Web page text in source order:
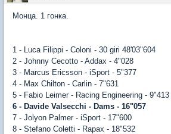
Монца. 1 гонка.
1 - Luca Filippi - Coloni - 30 giri 48'03"604
2 - Johnny Cecotto - Addax - 4"028
3 - Marcus Ericsson - iSport - 5"377
4 - Max Chilton - Carlin - 7"631
5 - Fabio Leimer - Racing Engineering - 9"413
6 - Davide Valsecchi - Dams - 16"057
7 - Jolyon Palmer - iSport - 17"600
8 - Stefano Coletti - Rapax - 18"532